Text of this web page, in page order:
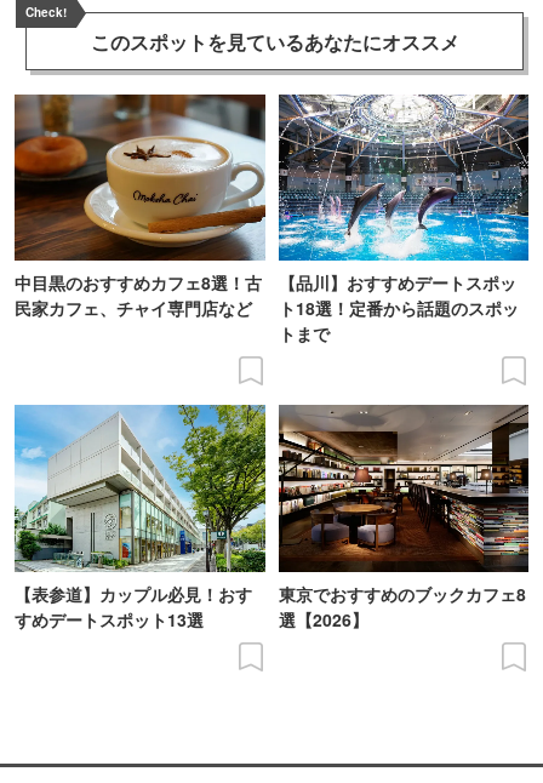
Check!
このスポットを見ているあなたにオススメ
中目黒のおすすめカフェ8選！古
民家カフェ、チャイ専門店など
【品川】おすすめデートスポッ
ト18選！定番から話題のスポッ
トまで
【表参道】カップル必見！おす
すめデートスポット13選
東京でおすすめのブックカフェ8
選【2026】